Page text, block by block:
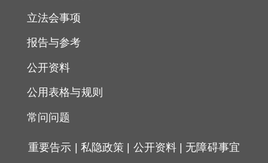
立法会事项
报告与参考
公开资料
公用表格与规则
常问问题
重要告示 私隐政策 公开资料 无障碍事宜